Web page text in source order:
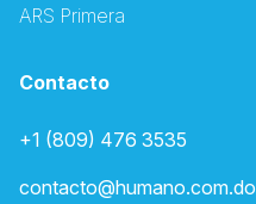
ARS Primera
Contacto
+1 (809) 476 3535
contacto@humano.com.do